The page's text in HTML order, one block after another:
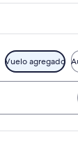
Vuelo agregado